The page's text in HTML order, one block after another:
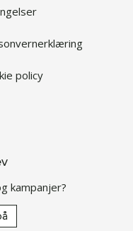
policy
kampanjer?